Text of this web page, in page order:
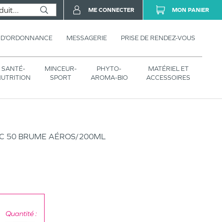
MESSAGERIE PRISE DE RENDEZ-VOUS
SANTÉ-
MINCEUR-
SPORT
PHYTO-
AROMA-BIO
MATÉRIEL ET
ACCESSOIRES
ME CONNECTER MON PANIER
50 BRUME AÉROS/200ML
Quantité :